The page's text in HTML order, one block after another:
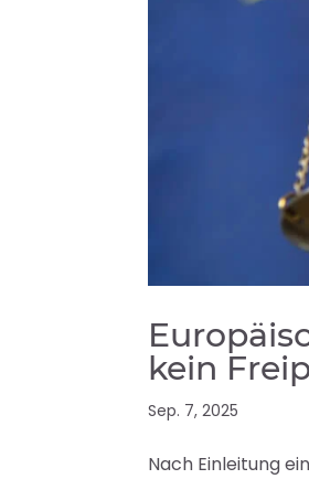
kein
Sep. 7, 2025
Nach Einleitung